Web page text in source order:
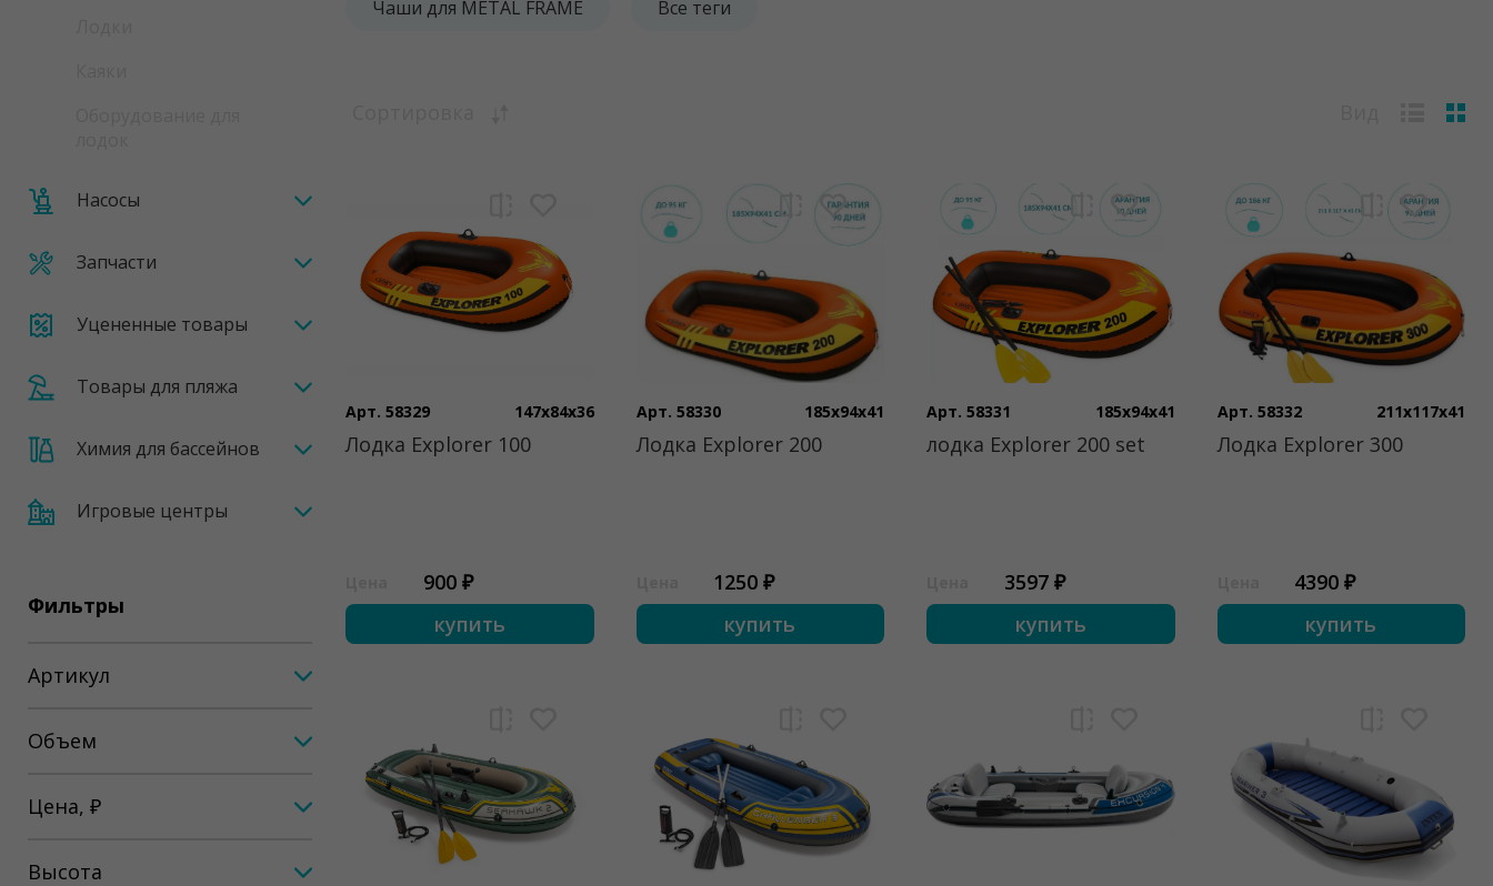
Насосы
Запчасти
Уцененные товары
Товары для пляжа
Химия для бассейнов
Игровые центры
Фильтры
Артикул
Объем
Цена, ₽
Высота
Чаши для METAL FRAME Все теги
Арт. 58329 147x84x36
Лодка Explorer 100
900 ₽
купить
Арт. 58330 185x94x41
Лодка Explorer 200
1250 ₽
купить
Арт. 58331 185x94x41
лодка Explorer 200 set
3597 ₽
купить
Арт. 58332 211x117x41
Лодка Explorer 300
4390 ₽
купить